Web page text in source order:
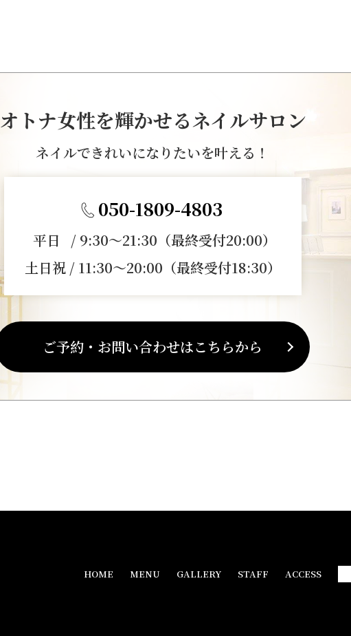
オトナ女性を輝かせるネイルサロン
ネイルできれいになりたいを叶える！
050-1809-4803
平日 / 9:30～21:30（最終受付20:00）
土日祝 / 11:30～20:00（最終受付18:30）
ご予約・お問い合わせはこちらから
HOME MENU GALLERY STAFF ACCESS